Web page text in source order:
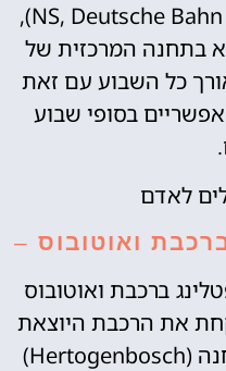
(NS, Deutsche Bahn Intercity-Express Bravo),
בתחנה המרכזית של
כל השבוע עם זאת
אפשריים בסופי שבוע
ואוטובוס –
ברכבת ואוטובוס
את הרכבת היוצאת
מהתחנה המרכזית אל התחנה (Hertogenbosch)